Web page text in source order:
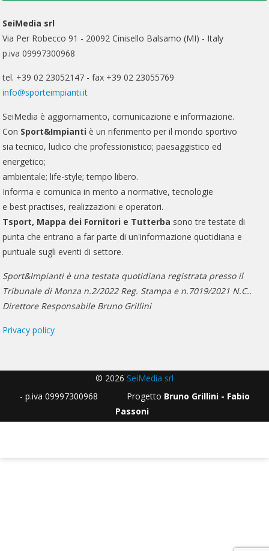
SeiMedia srl
Via Per Robecco 91 - 20092 Cinisello Balsamo (MI) - Italy
p.iva 09997300968
tel. +39 02 23052147 - fax +39 02 23055769
info@sporteimpianti.it
SeiMedia è aggiornamento, comunicazione e informazione.
Con Sport&Impianti è un riferimento per il mondo sportivo
sia tecnico, ludico che professionistico; paesaggistico ed
energetico;
ambientale; life-style; tempo libero.
Informa e comunica in merito a normative, tecnologie
e best practises, realizzazioni e operatori.
Tsport, Mappa dei Fornitori e Tutterba sono tre testate di
punta che entrano a far parte di un'informazione quotidiana e
puntuale sugli eventi di settore.
Sport&Impianti è una testata quotidiana registrata presso il
Tribunale di Monza n.2/2022 Reg. Stampa e n.7019/2021 N.C..
Direttore Responsabile Bruno Grillini
Privacy policy
© 2026 SeiMedia srl
- p.iva 09997300968 Progetto Bruno Grillini - Fabio
Passoni